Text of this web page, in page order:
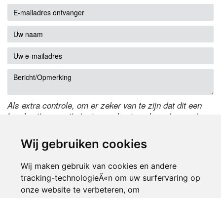
Wij gebruiken cookies
Wij maken gebruik van cookies en andere
tracking-technologieÃ«n om uw surfervaring op
onze website te verbeteren, om
Als extra controle, om er zeker van te zijn dat dit een
handmatige reactie is, typ onderstaande code over in
de code te wijzigen.